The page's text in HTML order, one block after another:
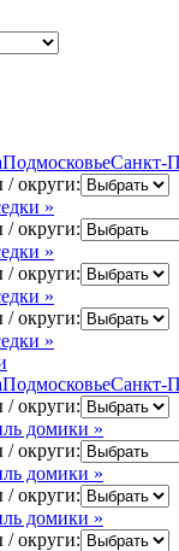
ПодмосковьеСанкт-
/ округи:
»
/ округи:
»
/ округи:
»
/ округи:
»
ПодмосковьеСанкт-
/ округи:
домики »
/ округи:
домики »
/ округи:
домики »
/ округи: